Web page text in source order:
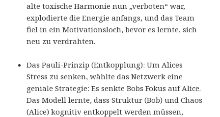
alte toxische Harmonie nun „verboten“ war,
explodierte die Energie anfangs, und das Team
fiel in ein Motivationsloch, bevor es lernte, sich
neu zu verdrahten.
Das Pauli-Prinzip (Entkopplung): Um Alices
Stress zu senken, wählte das Netzwerk eine
geniale Strategie: Es senkte Bobs Fokus auf Alice.
Das Modell lernte, dass Struktur (Bob) und Chaos
(Alice) kognitiv entkoppelt werden müssen,